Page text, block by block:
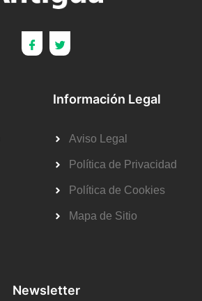
Información Legal
Aviso Legal
Política de Privacidad
Política de Cookies
Mapa de Sitio
Newsletter